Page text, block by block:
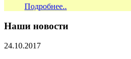
Подробнее..
Наши новости
24.10.2017